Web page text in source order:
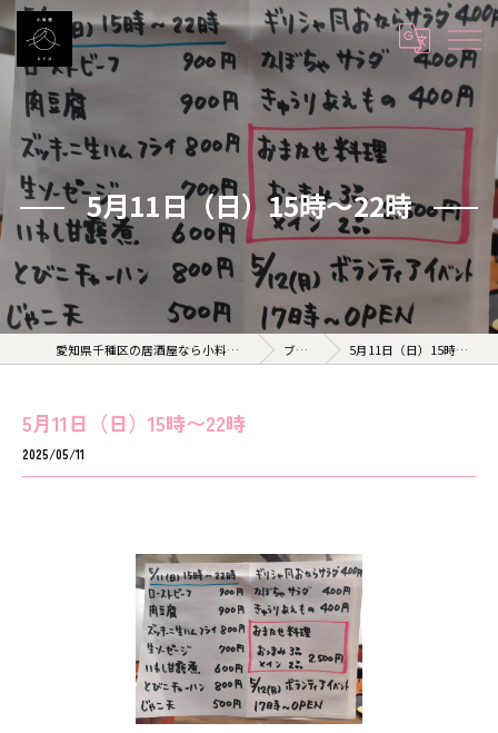
5月11日（日）15時〜22時
愛知県千種区の居酒屋なら小料理 久 KYU ブログ 5月11日（日）15時〜22時
5月11日（日）15時〜22時
2025/05/11